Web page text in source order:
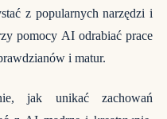
z popularnych narzędzi i
pomocy AI odrabiać prace
i matur.
jak unikać zachowań